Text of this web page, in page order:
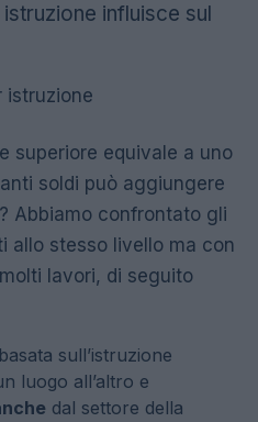
influisce sul
superiore equivale a uno
soldi può aggiungere
Abbiamo confrontato gli
allo stesso livello ma con
lavori, di seguito
sull’istruzione
luogo all’altro e
dal settore della